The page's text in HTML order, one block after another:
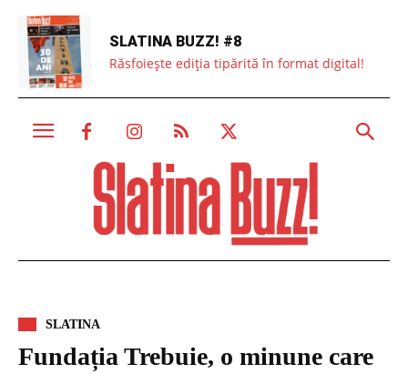
SLATINA BUZZ! #8
Răsfoiește ediția tipărită în format digital!
SLATINA
Fundația Trebuie, o minune care